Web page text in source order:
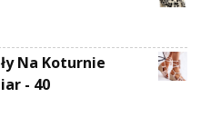
Na Koturnie
- 40